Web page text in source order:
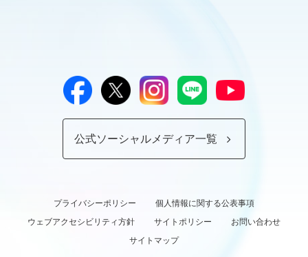
公式ソーシャルメディア一覧
プライバシーポリシー
個人情報に関する公表事項
ウェブアクセシビリティ方針
サイトポリシー
お問い合わせ
サイトマップ